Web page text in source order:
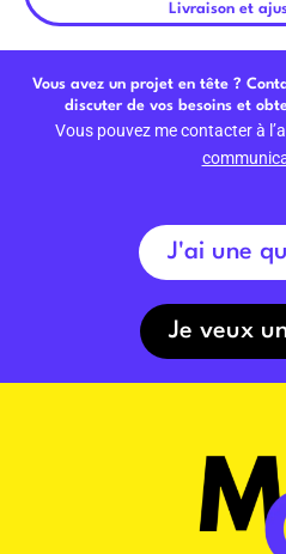
Livraison et
Vous avez un projet en tête ?
discuter de vos besoins et
Vous pouvez me contacter à
J'ai une
Je veux